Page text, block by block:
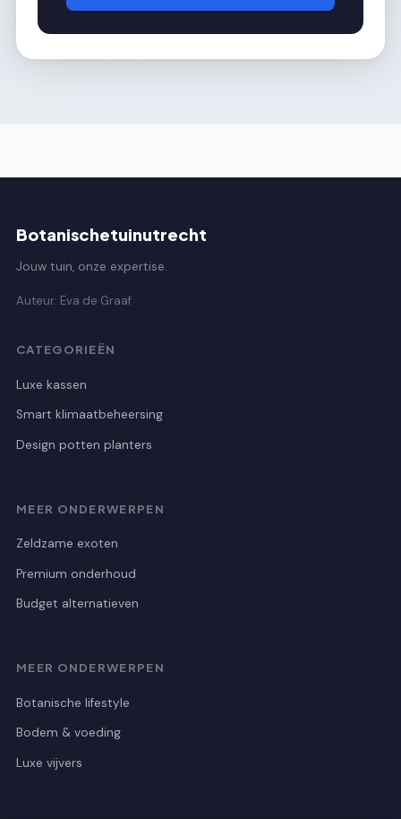
Botanischetuinutrecht
Jouw tuin, onze expertise.
Auteur: Eva de Graaf
CATEGORIEËN
Luxe kassen
Smart klimaatbeheersing
Design potten planters
MEER ONDERWERPEN
Zeldzame exoten
Premium onderhoud
Budget alternatieven
MEER ONDERWERPEN
Botanische lifestyle
Bodem & voeding
Luxe vijvers